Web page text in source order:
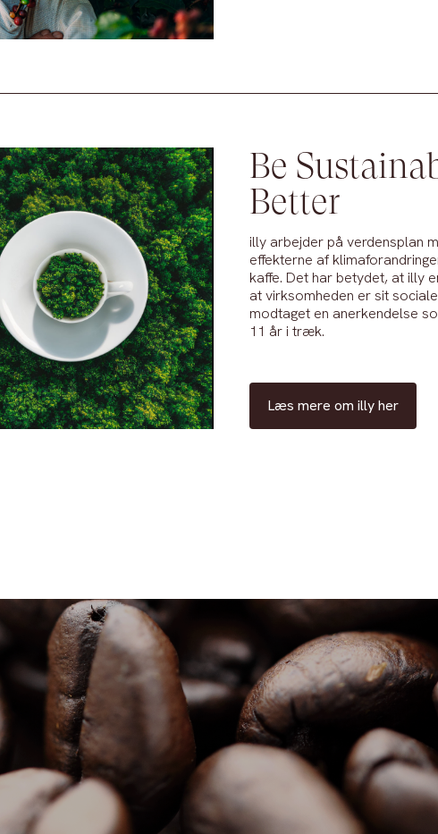
Be
Better
illy arbejder på verdensplan
effekterne af
kaffe. Det har betydet, at illy
at virksomheden er sit
modtaget en anerkendelse
11 år i træk.
Læs mere om illy her